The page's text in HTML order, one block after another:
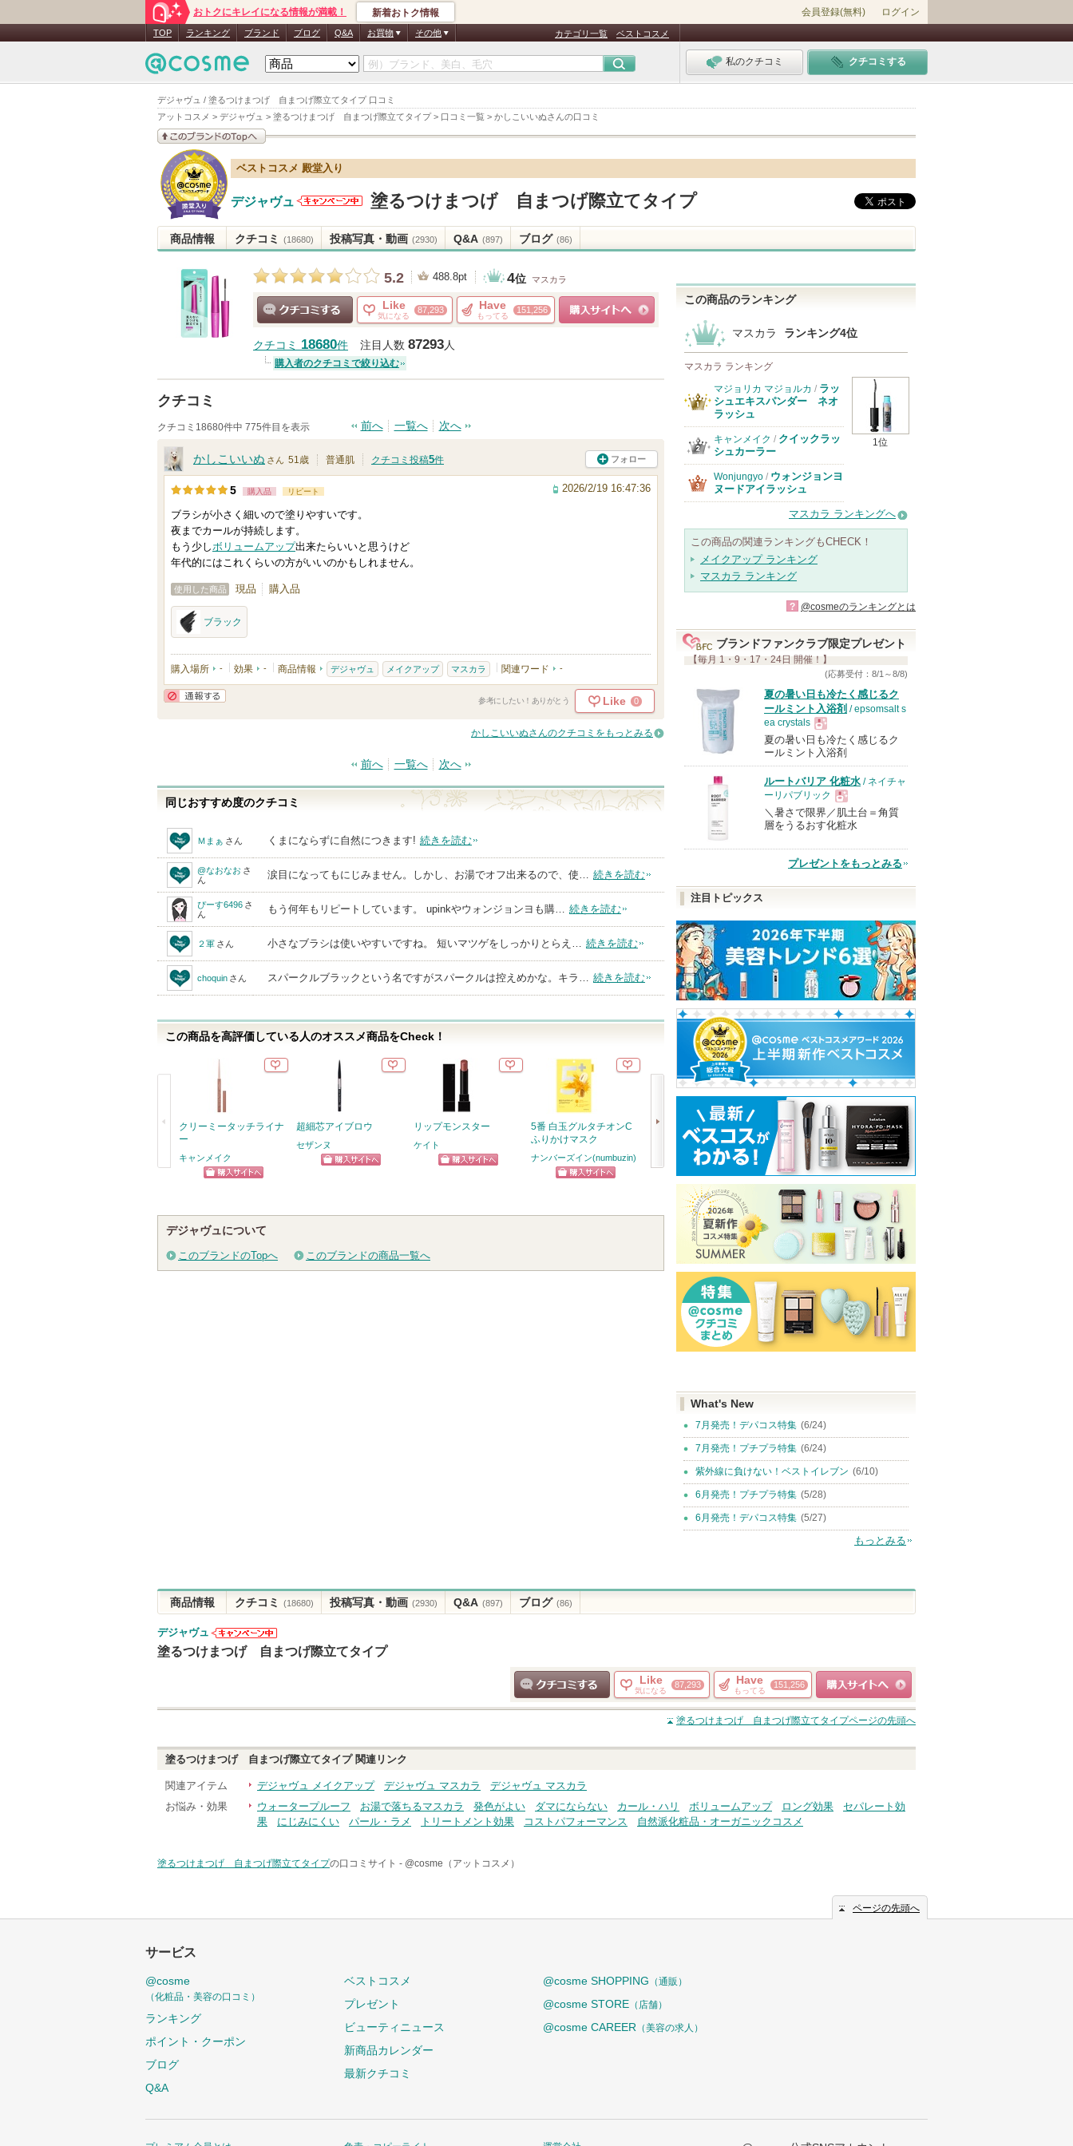
デジャヴュ / 塗るつけまつげ 自まつげ際立てタイプ 口コミ
アットコスメ > デジャヴュ > 塗るつけまつげ 自まつげ際立てタイプ> 口コミ一覧 > かしこいいぬさんの口コミ
おトクにキレイになる情報が満載！ 新着おトク情報 会員登録(無料) ログイン
TOP ランキング ブランド ブログ Q&A お買物 その他 カテゴリ一覧 ベストコスメ
私のクチコミ クチコミする
このブランドの情報を
見る
ベストコスメ 殿堂入り
デジャヴュ
からのお知
らせがあり
塗るつけまつげ 自まつげ際立てタイプ
商品情報 クチコミ (18680) 投稿写真・動画 (2930) Q&A (897) ブログ (86)
5.2 488.8pt 4位 マスカラ
Like
気になる
87,293 Have
もってる
151,256
クチコミ 18680件 注目人数 87293人
購入者のクチコミで絞り込む
クチコミ
クチコミ18680件中 775件目を表示 前へ 一覧へ 次へ
かしこいいぬ さん 51歳 普通肌 クチコミ投稿5件 フォロー
5 購入品 リピート 2026/2/19 16:47:36
ブラシが小さく細いので塗りやすいです。
夜までカールが持続します。
もう少しボリュームアップ出来たらいいと思うけど
年代的にはこれくらいの方がいいのかもしれません。
使用した商品 現品 購入品
ブラック
購入場所 - 効果 - 商品情報 デジャヴュ メイクアップ マスカラ 関連ワード -
参考にしたい！ありがとう Like 0
かしこいいぬさんのクチコミをもっとみる
前へ 一覧へ 次へ
同じおすすめ度のクチコミ
Ｍまぁ さん くまにならずに自然につきます! 続きを読む
@なおなお さ
ん
涙目になってもにじみません。しかし、お湯でオフ出来るので、使… 続きを読む
ぴーす6496 さ
ん
もう何年もリピートしています。 upinkやウォンジョンヨも購… 続きを読む
２軍 さん 小さなブラシは使いやすいですね。 短いマツゲをしっかりとらえ… 続きを読む
choquin さん スパークルブラックという名ですがスパークルは控えめかな。キラ… 続きを読む
この商品を高評価している人のオススメ商品をCheck！
クリーミータッチライナ
ー
キャンメイク
超細芯アイブロウ
セザンヌ
リップモンスター
ケイト
5番 白玉グルタチオンC
ふりかけマスク
ナンバーズイン(numbuzin)
エッセンスインヘアミル
ショッピン
グサイトへ
スピーディーマスカラリ
ムーバー
ヒロインメイク
ショッピン
グサイトへ
ハンオールブロウカラ
rom&nd
ショッピン
デジャヴュについて
このブランドのTopへ このブランドの商品一覧へ
この商品のランキング
マスカラ ランキング4位
マスカラ ランキング
1位
マジョリカ マジョルカ / ラッ
シュエキスパンダー ネオ
ラッシュ
キャンメイク / クイックラッ
シュカーラー
Wonjungyo / ウォンジョンヨ
ヌードアイラッシュ
マスカラ ランキングへ
この商品の関連ランキングもCHECK！
メイクアップ ランキング
マスカラ ランキング
? @cosmeのランキングとは
ブランドファンクラブ限定プレゼント
【毎月 1・9・17・24日 開催！】
(応募受付：8/1～8/8)
夏の暑い日も冷たく感じるク
ールミント入浴剤 / epsomsalt s
ea crystals
現
品
夏の暑い日も冷たく感じるク
ールミント入浴剤
ルートバリア 化粧水 / ネイチャ
ーリパブリック
現
品
＼暑さで限界／肌土台＝角質
層をうるおす化粧水
プレゼントをもっとみる
注目トピックス
What's New
7月発売！デパコス特集 (6/24)
7月発売！プチプラ特集 (6/24)
紫外線に負けない！ベストイレブン (6/10)
6月発売！プチプラ特集 (5/28)
6月発売！デパコス特集 (5/27)
もっとみる
商品情報 クチコミ (18680) 投稿写真・動画 (2930) Q&A (897) ブログ (86)
デジャヴュ
デジャヴュか
塗るつけまつげ 自まつげ際立てタイプ
クチコミする
Like
気になる
87,293 Have
もってる
151,256
ショッピングサイト
へ
塗るつけまつげ 自まつげ際立てタイプページの先頭へ
塗るつけまつげ 自まつげ際立てタイプ関連リンク
関連アイテム デジャヴュ メイクアップ デジャヴュ マスカラ
デジャヴュ マスカラ
お悩み・効果
ウォータープルーフ お湯で落ちるマスカラ 発色がよい ダマにならない カール・ハリ ボリュームアップ ロング効果
セパレート効
果
にじみにくい パール・ラメ トリートメント効果 コストパフォーマンス 自然派化粧品・オーガニックコスメ
塗るつけまつげ 自まつげ際立てタイプの口コミサイト - @cosme（アットコスメ）
ページの先頭へ
サービス
@cosme
（化粧品・美容の口コミ）
ランキング
ポイント・クーポン
ブログ
Q&A
ベストコスメ
プレゼント
ビューティニュース
新商品カレンダー
最新クチコミ
@cosme SHOPPING （通販）
@cosme STORE （店舗）
@cosme CAREER （美容の求人）